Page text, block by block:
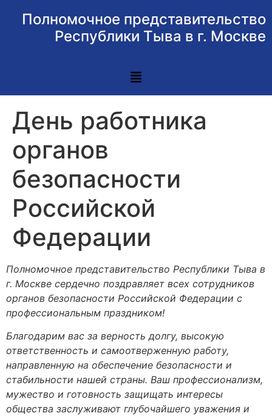
Полномочное представительство
Республики Тыва в г. Москве
День работника
органов
безопасности
Российской
Федерации
Полномочное представительство Республики Тыва в
г. Москве сердечно поздравляет всех сотрудников
органов безопасности Российской Федерации с
профессиональным праздником!
Благодарим вас за верность долгу, высокую
ответственность и самоотверженную работу,
направленную на обеспечение безопасности и
стабильности нашей страны. Ваш профессионализм,
мужество и готовность защищать интересы
общества заслуживают глубочайшего уважения и